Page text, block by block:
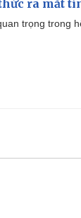
ra mắt
trọng trong